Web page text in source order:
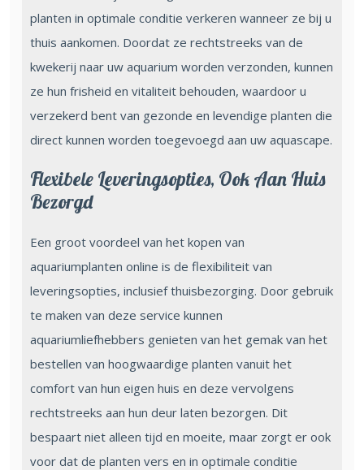
planten in optimale conditie verkeren wanneer ze bij u
thuis aankomen. Doordat ze rechtstreeks van de
kwekerij naar uw aquarium worden verzonden, kunnen
ze hun frisheid en vitaliteit behouden, waardoor u
verzekerd bent van gezonde en levendige planten die
direct kunnen worden toegevoegd aan uw aquascape.
Flexibele Leveringsopties, Ook Aan Huis
Bezorgd
Een groot voordeel van het kopen van
aquariumplanten online is de flexibiliteit van
leveringsopties, inclusief thuisbezorging. Door gebruik
te maken van deze service kunnen
aquariumliefhebbers genieten van het gemak van het
bestellen van hoogwaardige planten vanuit het
comfort van hun eigen huis en deze vervolgens
rechtstreeks aan hun deur laten bezorgen. Dit
bespaart niet alleen tijd en moeite, maar zorgt er ook
voor dat de planten vers en in optimale conditie